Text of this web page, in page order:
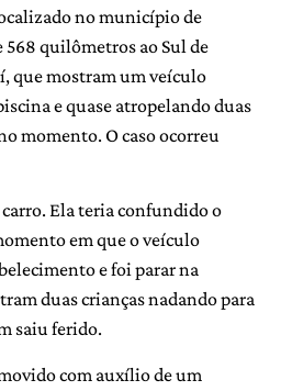
no município de
quilômetros ao Sul de
que mostram um veículo
e quase atropelando duas
momento. O caso ocorreu
Ela teria confundido o
em que o veículo
e foi parar na
duas crianças nadando para
saiu ferido.
com auxílio de um